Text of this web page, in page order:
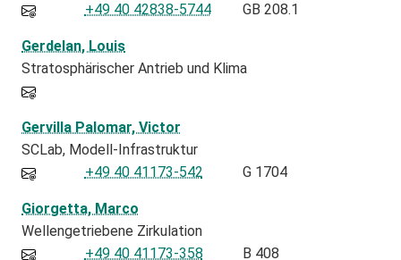
+49 40 42838-5744
GB 208.1
Gerdelan, Louis
Stratosphärischer Antrieb und Klima
Gervilla Palomar, Victor
SCLab Modell-Infrastruktur
+49 40 41173-542
G 1704
Giorgetta, Marco
Wellengetriebene Zirkulation
+49 40 41173-358
B 408